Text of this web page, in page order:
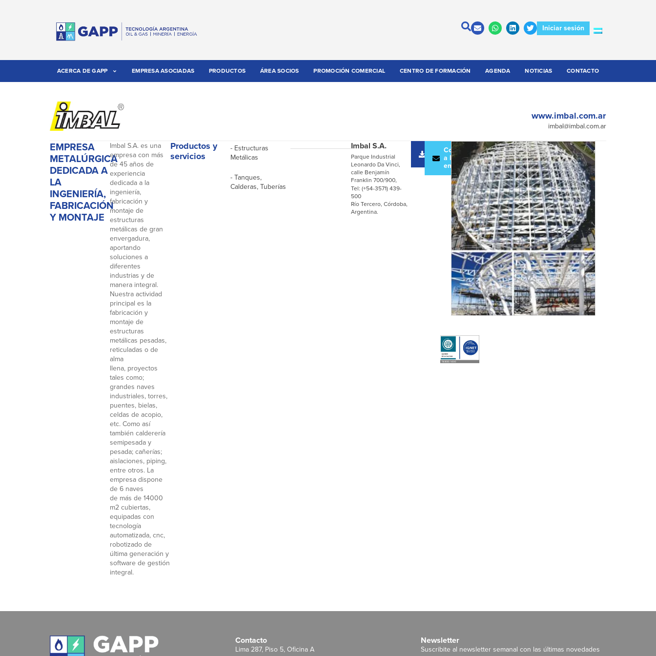
Iniciar sesión
ACERCA DE GAPP EMPRESA ASOCIADAS PRODUCTOS ÁREA SOCIOS PROMOCIÓN COMERCIAL CENTRO DE FORMACIÓN AGENDA NOTICIAS CONTACTO
www.imbal.com.ar
imbal@imbal.com.ar
EMPRESA
METALÚRGICA
DEDICADA A
LA
INGENIERÍA,
FABRICACIÓN
Y MONTAJE
Imbal S.A. es una
empresa con más
de 45 años de
experiencia
dedicada a la
ingeniería,
fabricación y
montaje de
estructuras
metálicas de gran
envergadura,
aportando
soluciones a
diferentes
industrias y de
manera integral.
Nuestra actividad
principal es la
fabricación y
montaje de
estructuras
metálicas pesadas,
reticuladas o de
alma
llena, proyectos
tales como;
grandes naves
industriales, torres,
puentes, bielas,
celdas de acopio,
etc. Como así
también calderería
semipesada y
pesada; cañerías;
aislaciones, piping,
entre otros. La
empresa dispone
de 6 naves
de más de 14000
m2 cubiertas,
equipadas con
tecnología
automatizada, cnc,
robotizado de
última generación y
software de gestión
integral.
Productos y
servicios
- Estructuras
Metálicas
- Tanques,
Calderas, Tuberías
Imbal S.A.
Parque Industrial
Leonardo Da Vinci,
calle Benjamín
Franklin 700/900,
Tel: (+54-3571) 439-
500
Río Tercero, Córdoba,
Argentina.
Descargar
catálogo
Contactar
a la
empresa
Contacto
Lima 287, Piso 5, Oficina A
Newsletter
Suscribite al newsletter semanal con las últimas novedades